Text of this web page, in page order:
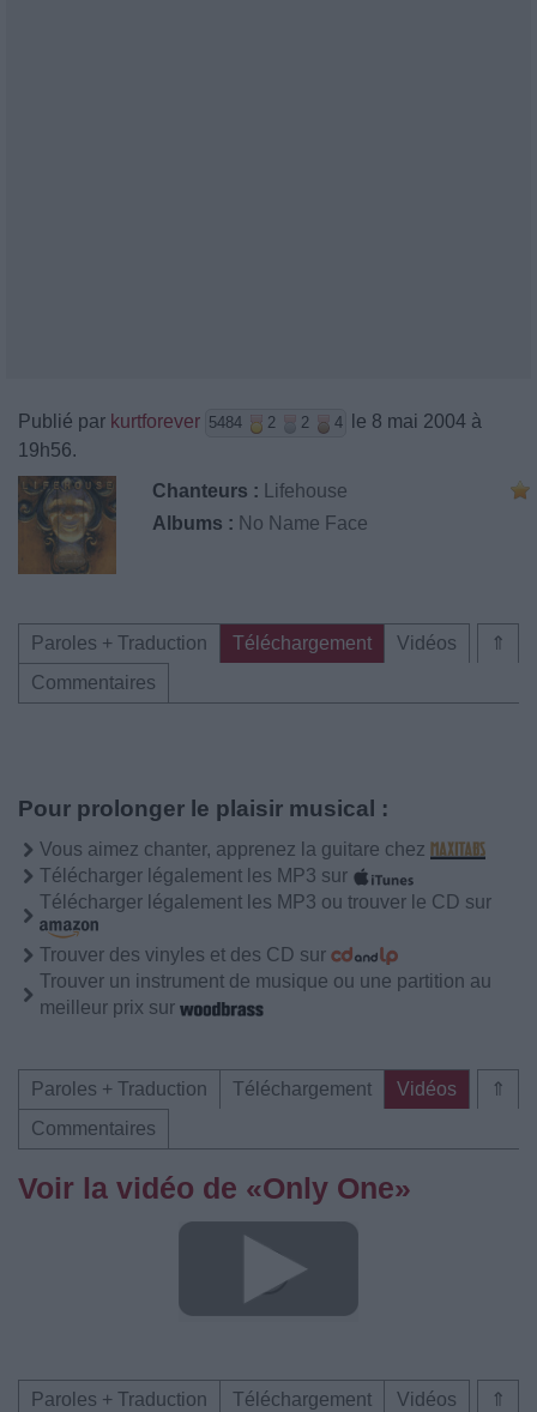
Publié par kurtforever 5484 2 2 4
le 8 mai 2004 à
19h56.
Chanteurs :
Lifehouse
Albums : No Name Face
⇑
Paroles + Traduction Téléchargement
Vidéos
Commentaires
Pour prolonger le plaisir musical :
Vous aimez chanter, apprenez la guitare chez
Télécharger légalement les MP3 sur
Télécharger légalement les MP3 ou trouver le CD sur
Trouver des vinyles et des CD sur
Trouver un instrument de musique ou une partition au
meilleur prix sur
⇑
Paroles + Traduction Téléchargement
Vidéos
Commentaires
Voir la vidéo de «Only One»
⇑
Paroles + Traduction Téléchargement
Vidéos